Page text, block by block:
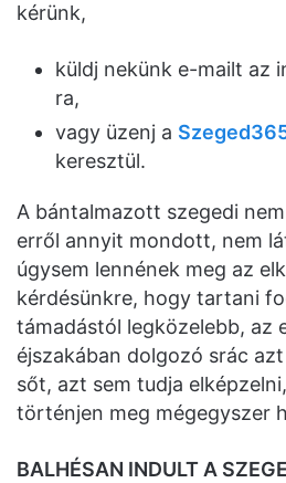
kérünk,
küldj nekünk e-mailt az
ra,
vagy üzenj a
keresztül.
A bántalmazott szegedi
erről annyit mondott, nem
úgysem lennének meg az
kérdésünkre, hogy tartani
támadástól legközelebb, az
éjszakában dolgozó srác
sőt, azt sem tudja
történjen meg mégegyszer
BALHÉSAN INDULT A